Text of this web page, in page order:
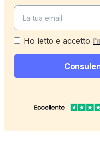
Ho letto e accetto